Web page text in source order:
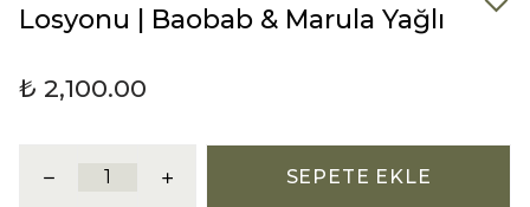
Losyonu | Baobab & Marula Yağlı
₺ 2,100.00
SEPETE EKLE